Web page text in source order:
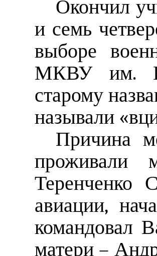
Окончил
и семь
выборе
МКВУ им.
старому
называли
Причина
Теренченко
авиации,
командовал
матери –